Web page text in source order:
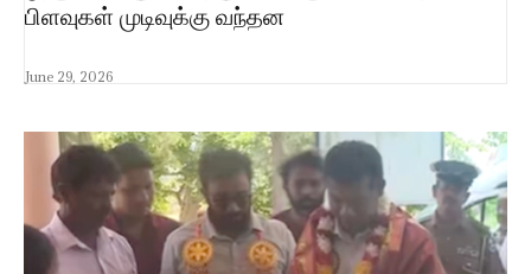
பிளவுகள் முடிவுக்கு வந்தன
June 29, 2026